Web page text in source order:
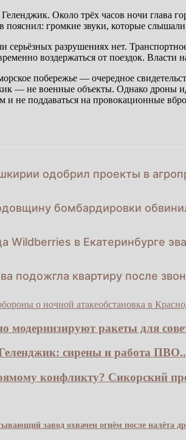
Около трёх часов ночи глава
пояснил: громкие звуки, которые
серьёзных разрушениях нет.
воздержаться от поездок.
побережье — очередное
— не военные объекты. Однако дроны
и не поддаваться на провокационные
одобрил проекты в
бомбардировки
Wildberries в Екатеринбурге
подожгла квартиру после
о ночной атакеобстановка в
модернизируют ракеты для
сирены и работа
конфликту? Сикорский
завод охвачен огнём после налёта